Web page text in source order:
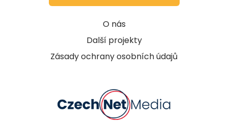
O nás
Další projekty
Zásady ochrany osobních údajů